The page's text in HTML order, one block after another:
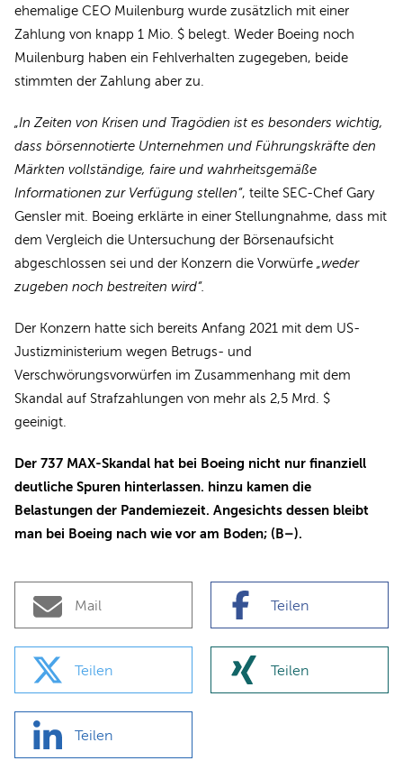
ehemalige CEO Muilenburg wurde zusätzlich mit einer
Zahlung von knapp 1 Mio. $ belegt. Weder Boeing noch
Muilenburg haben ein Fehlverhalten zugegeben, beide
stimmten der Zahlung aber zu.
„In Zeiten von Krisen und Tragödien ist es besonders wichtig,
dass börsennotierte Unternehmen und Führungskräfte den
Märkten vollständige, faire und wahrheitsgemäße
Informationen zur Verfügung stellen“, teilte SEC-Chef Gary
Gensler mit. Boeing erklärte in einer Stellungnahme, dass mit
dem Vergleich die Untersuchung der Börsenaufsicht
abgeschlossen sei und der Konzern die Vorwürfe „weder
zugeben noch bestreiten wird“.
Der Konzern hatte sich bereits Anfang 2021 mit dem US-
Justizministerium wegen Betrugs- und
Verschwörungsvorwürfen im Zusammenhang mit dem
Skandal auf Strafzahlungen von mehr als 2,5 Mrd. $
geeinigt.
Der 737 MAX-Skandal hat bei Boeing nicht nur finanziell
deutliche Spuren hinterlassen. hinzu kamen die
Belastungen der Pandemiezeit. Angesichts dessen bleibt
man bei Boeing nach wie vor am Boden; (B–).
Mail Teilen
Teilen Teilen
Teilen